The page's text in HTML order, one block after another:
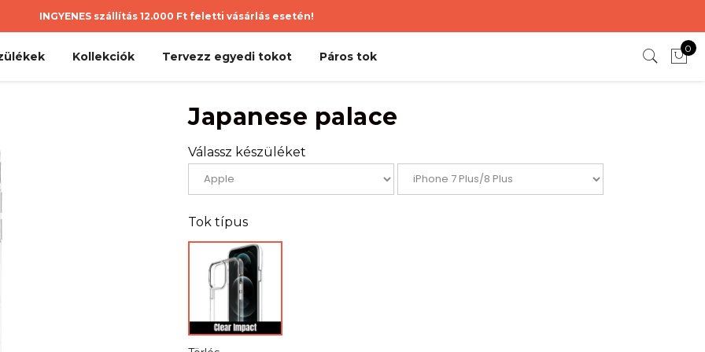
INGYENES szállítás 12.000 Ft feletti vásárlás esetén!
Kollekciók Tervezz egyedi tokot Páros tok
0
Japanese palace
Válassz készüléket
Tok típus